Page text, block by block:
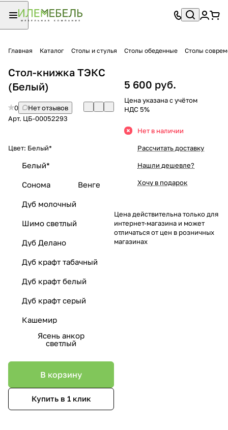
Главная Каталог Столы и стулья Столы обеденные Столы
Стол-книжка ТЭКС
(Белый)
0
Нет отзывов
Арт. ЦБ-00052293
Цвет: Белый*
Белый*
Сонома Венге
Дуб молочный
Шимо светлый
Дуб Делано
Дуб крафт табачный
Дуб крафт белый
Дуб крафт серый
Кашемир
Ясень анкор
светлый
В корзину
Купить в 1 клик
5 600 руб.
Цена указана с учётом
НДС 5%
Нет в наличии
Рассчитать доставку
Нашли дешевле?
Хочу в подарок
Цена действительна только для
интернет-магазина и может
отличаться от цен в розничных
магазинах